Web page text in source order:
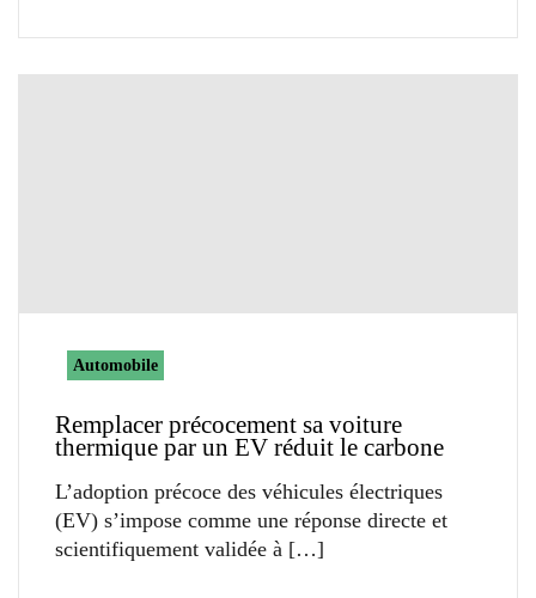
Automobile
Remplacer précocement sa voiture
thermique par un EV réduit le carbone
L’adoption précoce des véhicules électriques
(EV) s’impose comme une réponse directe et
scientifiquement validée à